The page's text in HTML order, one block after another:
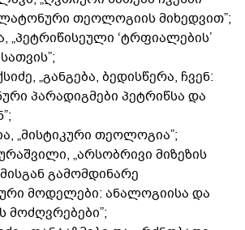
თეოლოგიის მიხედვით”;
„პეტრიწისეული ‘ტრფიალების’
„განგება, ბედისწერა, ჩვენ:
პარადიგმები პეტრიწსა და
„მისტიკური თეოლოგია”;
„არსობრივი მიზეზის
გამომდინარე
მოდელები: ანალოგიისა და
მოძღვრებები”;